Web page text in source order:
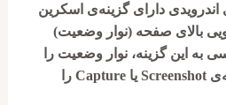
دارای گزینه‌ی اسکرین
بالای صفحه (نوار وضعیت)
به این گزینه، نوار وضعیت را
Screenshotیا Captureرا